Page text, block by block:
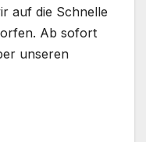
auf die Schnelle
Ab sofort
unseren